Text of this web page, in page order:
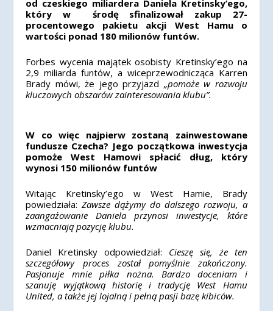
od czeskiego miliardera Daniela Kretinsky’ego,
który w środę sfinalizował zakup 27-
procentowego pakietu akcji West Hamu o
wartości ponad 180 milionów funtów.
Forbes wycenia majątek osobisty Kretinsky’ego na
2,9 miliarda funtów, a wiceprzewodnicząca Karren
Brady mówi, że jego przyjazd „pomoże w rozwoju
kluczowych obszarów zainteresowania klubu”.
W co więc najpierw zostaną zainwestowane
fundusze Czecha? Jego początkowa inwestycja
pomoże West Hamowi spłacić dług, który
wynosi 150 milionów funtów
Witając Kretinsky’ego w West Hamie, Brady
powiedziała:Zawsze dążymy do dalszego rozwoju, a
zaangażowanie Daniela przynosi inwestycje, które
wzmacniają pozycję klubu.
Daniel Kretinsky odpowiedział: Cieszę się, że ten
szczegółowy proces został pomyślnie zakończony.
Pasjonuje mnie piłka nożna. Bardzo doceniam i
szanuję wyjątkową historię i tradycję West Hamu
United, a także jej lojalną i pełną pasji bazę kibiców.